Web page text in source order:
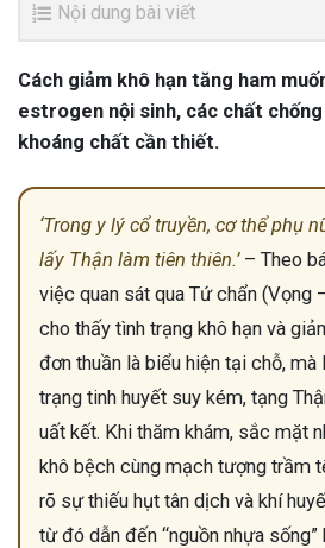
Nội dung bài viết
Cách giảm khô hạn tăng ham
estrogen nội sinh, các chất
khoáng chất cần thiết.
‘Trong y lý cổ truyền, cơ thể phụ
lấy Thận làm tiên thiên.’– Theo
việc quan sát qua Tứ chẩn (Vọng
cho thấy tình trạng khô hạn và
đơn thuần là biểu hiện tại chỗ, mà
trạng tinh huyết suy kém, tạng
uất kết. Khi thăm khám, sắc mặt
khô bệch cùng mạch tượng trầm
rõ sự thiếu hụt tân dịch và khí
từ đó dẫn đến “nguồn nhựa